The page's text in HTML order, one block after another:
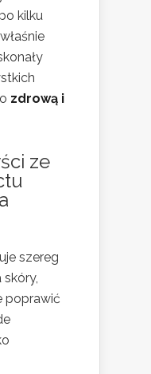
kilku
zdrową i
ze
szereg
poprawić